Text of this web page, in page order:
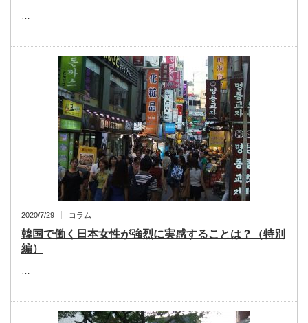
…
2020/7/29 コラム
韓国で働く日本女性が強烈に実感することは？（特別
編）
…